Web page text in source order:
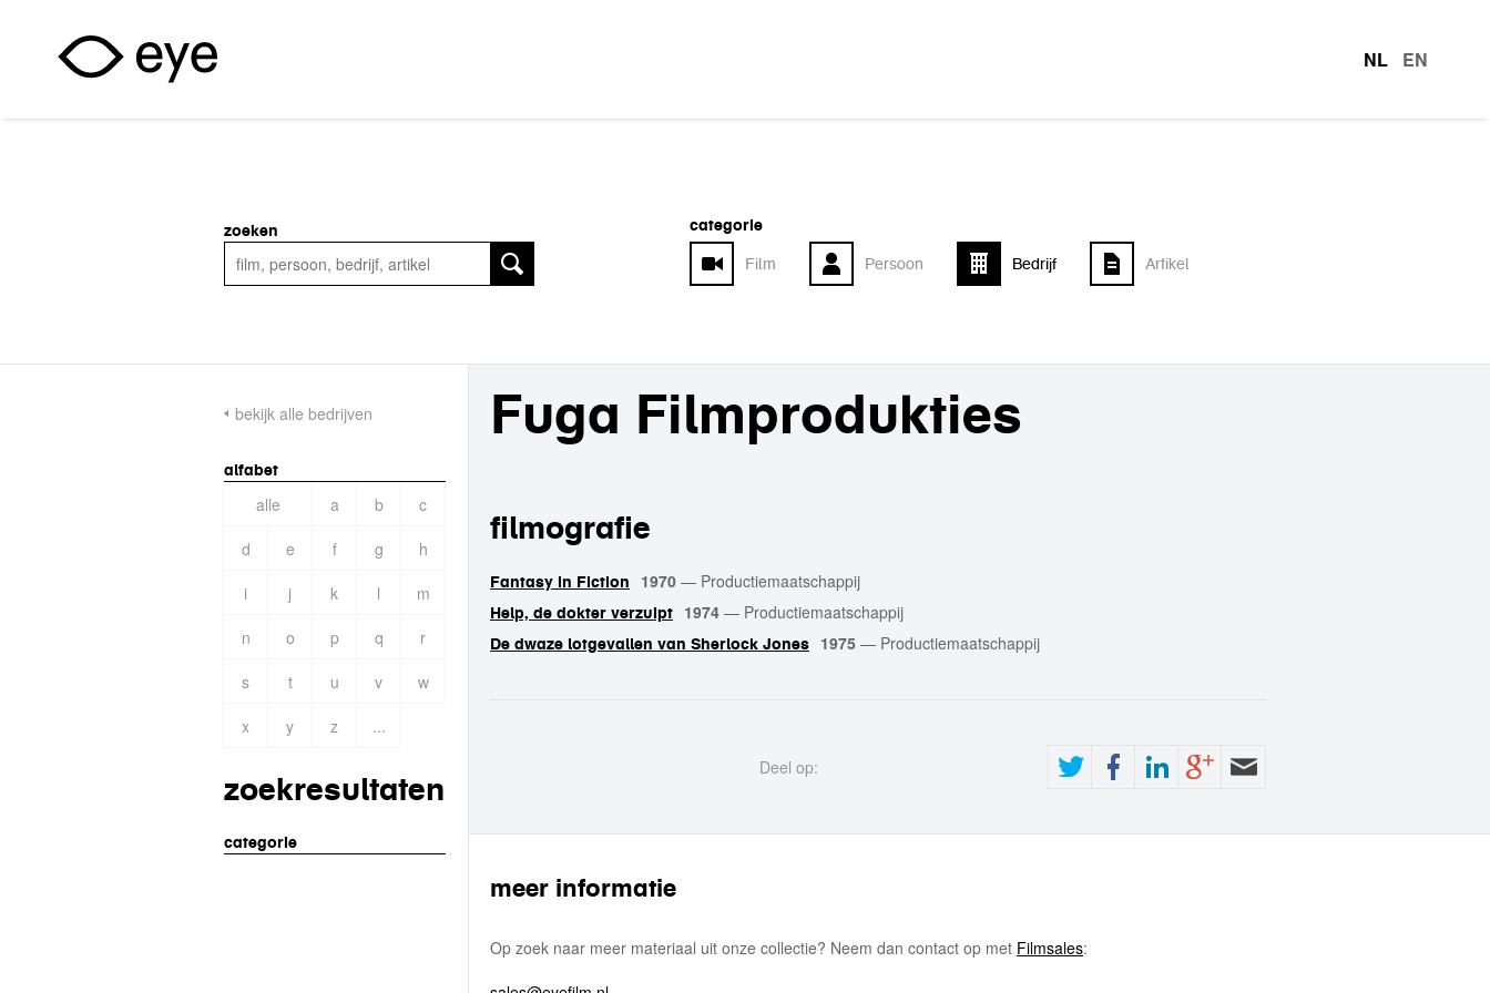
NL EN
categorie
Film
Persoon Bedrijf Artikel
zoeken
bekijk alle bedrijven
alfabet
alle a b
c
d
e f g
h
i
j k l
m
n
o p q
r
s
t u v
w
x
y z ...
zoekresultaten
categorie
Fuga Filmprodukties
filmografie
Fantasy in Fiction 1970 — Productiemaatschappij
Help, de dokter verzuipt 1974 — Productiemaatschappij
De dwaze lotgevallen van Sherlock Jones 1975 — Productiemaatschappij
Deel op:
meer informatie
Op zoek naar meer materiaal uit onze collectie? Neem dan contact op met Filmsales: